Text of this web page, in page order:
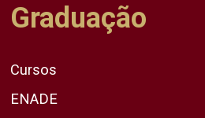
Graduação
Cursos
ENADE